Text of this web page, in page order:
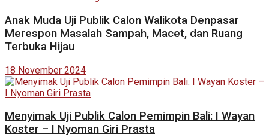
Anak Muda Uji Publik Calon Walikota Denpasar
Merespon Masalah Sampah, Macet, dan Ruang
Terbuka Hijau
18 November 2024
Menyimak Uji Publik Calon Pemimpin Bali: I Wayan
Koster – I Nyoman Giri Prasta